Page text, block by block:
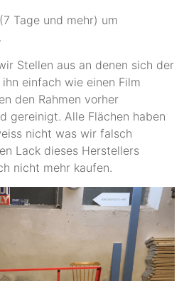
Tage und mehr) um
Stellen aus an denen sich der
einfach wie einen Film
den Rahmen vorher
gereinigt. Alle Flächen haben
nicht was wir falsch
Lack dieses Herstellers
nicht mehr kaufen.